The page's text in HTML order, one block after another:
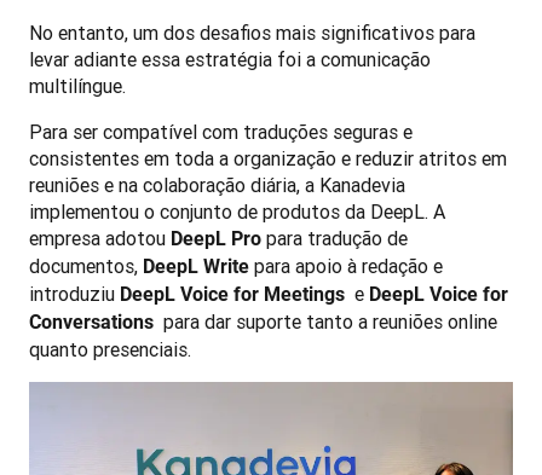
No entanto, um dos desafios mais significativos para
levar adiante essa estratégia foi a comunicação
multilíngue.
Para ser compatível com traduções seguras e
consistentes em toda a organização e reduzir atritos em
reuniões e na colaboração diária, a Kanadevia
implementou o conjunto de produtos da DeepL. A
empresa adotou DeepL Pro para tradução de
documentos, DeepL Write para apoio à redação e
introduziu DeepL Voice for Meetings e DeepL Voice for
Conversations para dar suporte tanto a reuniões online
quanto presenciais.